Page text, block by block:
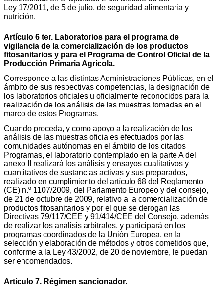
Ley 17/2011, de 5 de julio, de seguridad alimentaria y
nutrición.
Artículo 6 ter. Laboratorios para el programa de
vigilancia de la comercialización de los productos
fitosanitarios y para el Programa de Control Oficial de la
Producción Primaria Agrícola.
Corresponde a las distintas Administraciones Públicas, en el
ámbito de sus respectivas competencias, la designación de
los laboratorios oficiales u oficialmente reconocidos para la
realización de los análisis de las muestras tomadas en el
marco de estos Programas.
Cuando proceda, y como apoyo a la realización de los
análisis de las muestras oficiales efectuados por las
comunidades autónomas en el ámbito de los citados
Programas, el laboratorio contemplado en la parte A del
anexo II realizará los análisis y ensayos cualitativos y
cuantitativos de sustancias activas y sus preparados,
realizado en cumplimiento del artículo 68 del Reglamento
(CE) n.º 1107/2009, del Parlamento Europeo y del consejo,
de 21 de octubre de 2009, relativo a la comercialización de
productos fitosanitarios y por el que se derogan las
Directivas 79/117/CEE y 91/414/CEE del Consejo, además
de realizar los análisis arbitrales, y participará en los
programas coordinados de la Unión Europea, en la
selección y elaboración de métodos y otros cometidos que,
conforme a la Ley 43/2002, de 20 de noviembre, le puedan
ser encomendados.
Artículo 7. Régimen sancionador.